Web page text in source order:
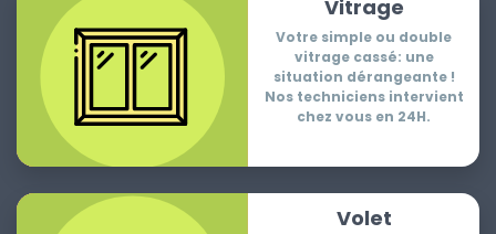
Vitrage
Votre simple ou double
vitrage cassé: une
situation dérangeante !
Nos techniciens intervient
chez vous en 24H.
Volet